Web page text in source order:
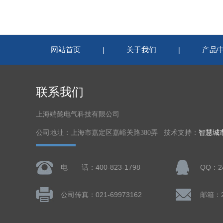
网站首页 | 关于我们 | 产品
联系我们
上海端懿电气科技有限公司
公司地址：上海市嘉定区嘉峪关路380弄 技术支持： 智慧城
电 话：400-823-1798 QQ：
公司传真：021-69973162 邮箱